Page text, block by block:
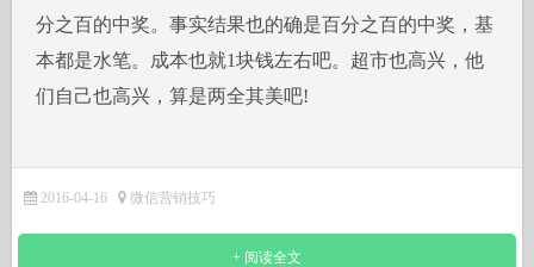
分之百的中奖。事实结果也的确是百分之百的中奖，基
本都是水笔。成本也就1块钱左右吧。超市也高兴，他
们自己也高兴，算是两全其美吧!
2016-04-16 微信营销技巧
+ 阅读全文